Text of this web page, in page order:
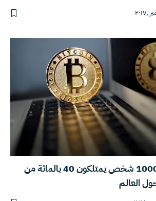
حيتان البيتكوين: 1000 شخص يمتلكون 40 بالمائة من
العالم